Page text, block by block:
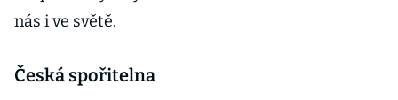
nás i ve světě.
Česká spořitelna